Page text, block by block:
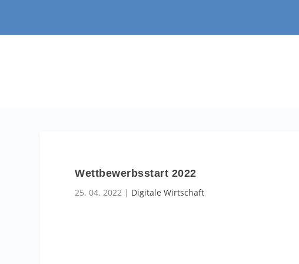
Wettbewerbsstart 2022
25. 04. 2022 | Digitale Wirtschaft